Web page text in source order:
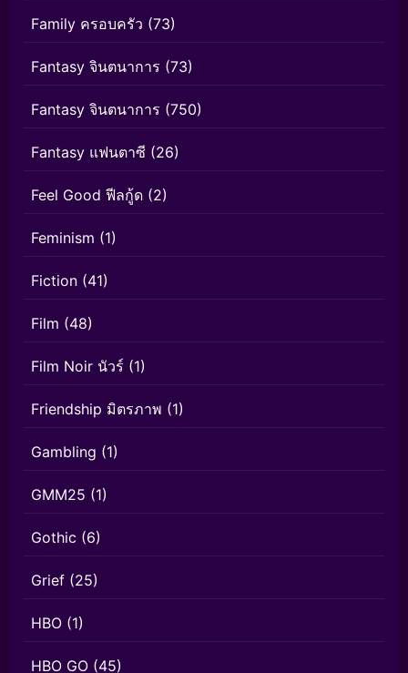
Family ครอบครัว (73)
Fantasy จินตนาการ (73)
Fantasy จินตนาการ (750)
Fantasy แฟนตาซี (26)
Feel Good ฟีลกู้ด (2)
Feminism (1)
Fiction (41)
Film (48)
Film Noir นัวร์ (1)
Friendship มิตรภาพ (1)
Gambling (1)
GMM25 (1)
Gothic (6)
Grief (25)
HBO (1)
HBO GO (45)